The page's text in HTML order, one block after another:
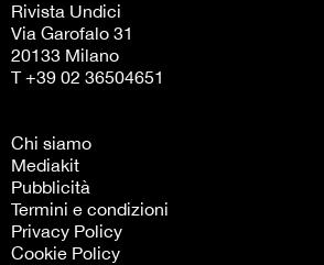
Rivista Undici
Via Garofalo 31
20133 Milano
T +39 02 36504651
Chi siamo
Mediakit
Pubblicità
Termini e condizioni
Privacy Policy
Cookie Policy